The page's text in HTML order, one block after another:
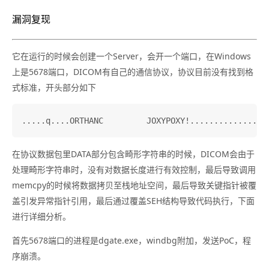
漏洞复现
它在运行的时候会创建一个Server，会开一个端口，在Windows
上是5678端口，DICOM有自己的通信协议，协议目前没有找到格
式标准，开头部分如下
在协议数据包里DATA部分包含畸形字符串的时候，DICOM会由于
处理畸形字符串时，没有对数据长度进行有效控制，最后导致调用
memcpy的时候将数据拷贝至栈地址空间，最后导致关键指针被覆
盖引发异常指针引用，最后通过覆盖SEH结构导致代码执行，下面
进行详细分析。
首先5678端口的进程是dgate.exe，windbg附加，发送PoC，程
序崩溃。